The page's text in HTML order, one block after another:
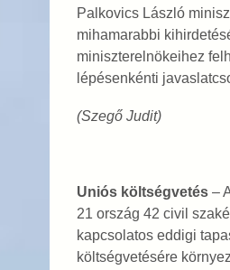
Palkovics László
mihamarabbi
miniszterelnökeihez
lépésenkénti
(Szegő Judit)
Uniós költségvetés–
21 ország 42 civil
kapcsolatos eddigi
költségvetésére